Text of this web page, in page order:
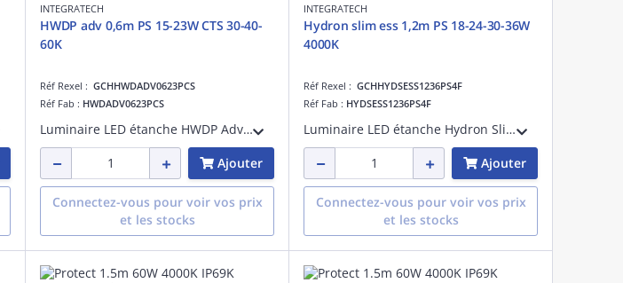
INTEGRATECH
HWDP adv 0,6m PS 15-23W CTS 30-40-
60K
Réf Rexel : GCHHWDADV0623PCS
Réf Fab : HWDADV0623PCS
Luminaire LED étanche HWDP Advanced avec power switch 15-18-20-23W et CCT switch 3000-4000-6000K, longueur de 60cm, IP66 en polycarbonate avec couvercle opale IK10 et clips en acier inoxydable. Équipé d'un connecteur de connexion sans outil
Ajouter
Connectez-vous pour voir vos prix
et les stocks
INTEGRATECH
Hydron slim ess 1,2m PS 18-24-30-36W
4000K
Réf Rexel : GCHHYDSESS1236PS4F
Réf Fab : HYDSESS1236PS4F
Luminaire LED étanche Hydron Slim Essential avec power switch 20-26-31-36W. Le luminaire a une température de couleur de 4000K et un rendement jusqu'à 135lm/W. Notre hydron slim est équipé d'un driver anti-scintillement et est IP65 avec un
Ajouter
Connectez-vous pour voir vos prix
et les stocks